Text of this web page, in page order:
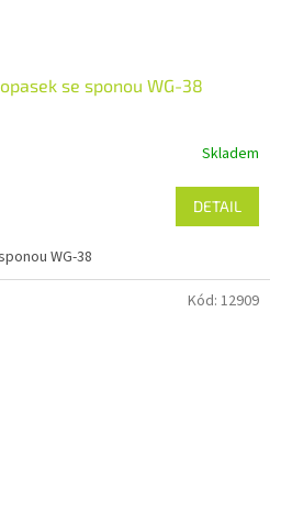
se sponou WG-38
Skladem
DETAIL
WG-38
Kód: 12909